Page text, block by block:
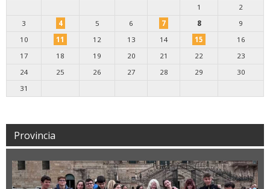
1
2
3
4 5 6 7 8
9
10
11 12 13 14 15
16
17
18 19 20 21 22
23
24
25 26 27 28 29
30
31
Provincia